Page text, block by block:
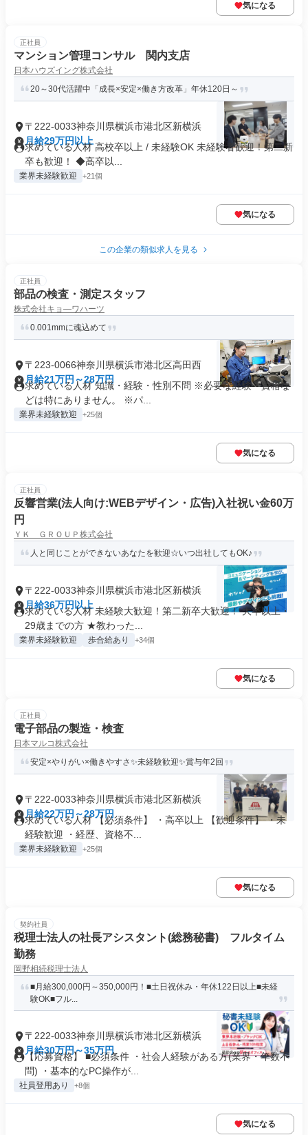
気になる
正社員
マンション管理コンサル 関内支店
日本ハウズイング株式会社
20～30代活躍中「成長×安定×働き方改革」年休120日～
〒222-0033神奈川県横浜市港北区新横浜
月給29万円以上
求めている人材 高校卒以上 / 未経験OK 未経験者歓迎！第二新
卒も歓迎！ ◆高卒以...
業界未経験歓迎 +21個
気になる
この企業の類似求人を見る
正社員
部品の検査・測定スタッフ
株式会社キョ―ワハーツ
0.001mmに魂込めて
〒223-0066神奈川県横浜市港北区高田西
月給21万円～28万円
求めている人材 知識・経験・性別不問 ※必要な経験・資格な
どは特にありません。 ※パ...
業界未経験歓迎 +25個
気になる
正社員
反響営業(法人向け:WEBデザイン・広告)入社祝い金60万
円
ＹＫ ＧＲＯＵＰ株式会社
人と同じことができないあなたを歓迎☆いつ出社してもOK♪
〒222-0033神奈川県横浜市港北区新横浜
月給36万円以上
求めている人材 未経験大歓迎！第二新卒大歓迎！ 大卒以上・
29歳までの方 ★教わった...
業界未経験歓迎 歩合給あり +34個
気になる
正社員
電子部品の製造・検査
日本マルコ株式会社
安定×やりがい×働きやすさ✨未経験歓迎✨賞与年2回
〒222-0033神奈川県横浜市港北区新横浜
月給22万円～28万円
求めている人材 【必須条件】 ・高卒以上 【歓迎条件】 ・未
経験歓迎 ・経歴、資格不...
業界未経験歓迎 +25個
気になる
契約社員
税理士法人の社長アシスタント(総務秘書) フルタイム
勤務
岡野相続税理士法人
■月給300,000円～350,000円！■土日祝休み・年休122日以上■未経
験OK■フル...
〒222-0033神奈川県横浜市港北区新横浜
月給30万円～35万円
【応募資格】 ■必須条件 ・社会人経験がある方(業界・年数不
問) ・基本的なPC操作が...
社員登用あり +8個
気になる